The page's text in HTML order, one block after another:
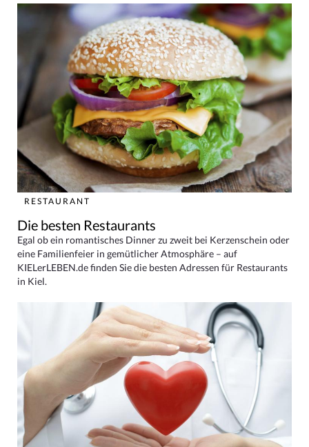
RESTAURANT
Die besten Restaurants
Egal ob ein romantisches Dinner zu zweit bei Kerzenschein oder
eine Familienfeier in gemütlicher Atmosphäre – auf
KIELerLEBEN.de finden Sie die besten Adressen für Restaurants
in Kiel.